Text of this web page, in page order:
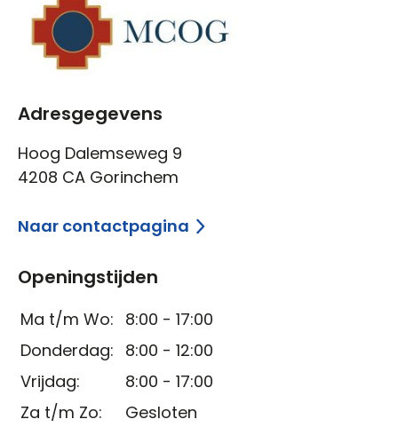
Adresgegevens
Hoog Dalemseweg 9
4208 CA Gorinchem
Naar contactpagina
Openingstijden
Ma t/m Wo: 8:00 - 17:00
Donderdag: 8:00 - 12:00
Vrijdag:
8:00 - 17:00
Za t/m Zo:
Gesloten